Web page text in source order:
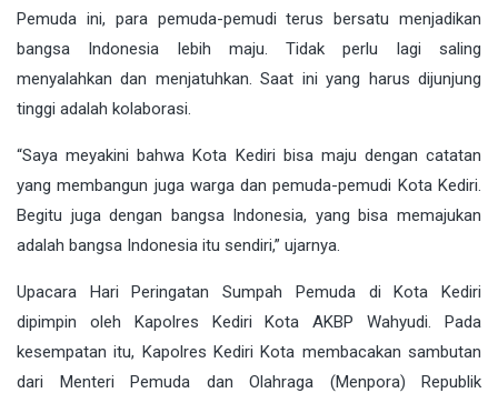
Pemuda ini, para pemuda-pemudi terus bersatu menjadikan
bangsa Indonesia lebih maju. Tidak perlu lagi saling
menyalahkan dan menjatuhkan. Saat ini yang harus dijunjung
tinggi adalah kolaborasi.
“Saya meyakini bahwa Kota Kediri bisa maju dengan catatan
yang membangun juga warga dan pemuda-pemudi Kota Kediri.
Begitu juga dengan bangsa Indonesia, yang bisa memajukan
adalah bangsa Indonesia itu sendiri,” ujarnya.
Upacara Hari Peringatan Sumpah Pemuda di Kota Kediri
dipimpin oleh Kapolres Kediri Kota AKBP Wahyudi. Pada
kesempatan itu, Kapolres Kediri Kota membacakan sambutan
dari Menteri Pemuda dan Olahraga (Menpora) Republik